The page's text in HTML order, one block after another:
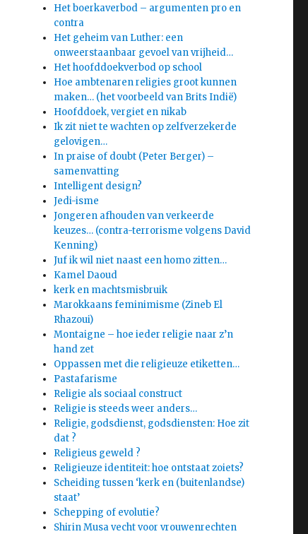
Het boerkaverbod – argumenten pro en
contra
Het geheim van Luther: een
onweerstaanbaar gevoel van vrijheid…
Het hoofddoekverbod op school
Hoe ambtenaren religies groot kunnen
maken… (het voorbeeld van Brits Indië)
Hoofddoek, vergiet en nikab
Ik zit niet te wachten op zelfverzekerde
gelovigen…
In praise of doubt (Peter Berger) –
samenvatting
Intelligent design?
Jedi-isme
Jongeren afhouden van verkeerde
keuzes… (contra-terrorisme volgens David
Kenning)
Juf ik wil niet naast een homo zitten…
Kamel Daoud
kerk en machtsmisbruik
Marokkaans feminimisme (Zineb El
Rhazoui)
Montaigne – hoe ieder religie naar z’n
hand zet
Oppassen met die religieuze etiketten…
Pastafarisme
Religie als sociaal construct
Religie is steeds weer anders…
Religie, godsdienst, godsdiensten: Hoe zit
dat ?
Religieus geweld ?
Religieuze identiteit: hoe ontstaat zoiets?
Scheiding tussen ‘kerk en (buitenlandse)
staat’
Schepping of evolutie?
Shirin Musa vecht voor vrouwenrechten